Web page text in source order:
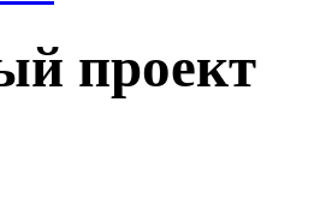
проект